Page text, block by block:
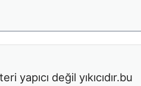
yapıcı değil yıkıcıdır.bu